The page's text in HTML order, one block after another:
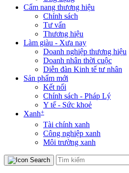
Cẩm nang thương hiệu
Chính sách
Tư vấn
Thương hiệu
Làm giàu - Xưa nay
Doanh nghiệp thương hiệu
Doanh nhân thời cuộc
Diễn đàn Kinh tế tư nhân
Sản phẩm mới
Kết nối
Chính sách - Pháp Lý
Y tế - Sức khoẻ
Xanh+
Tài chính xanh
Công nghiệp xanh
Môi trường xanh